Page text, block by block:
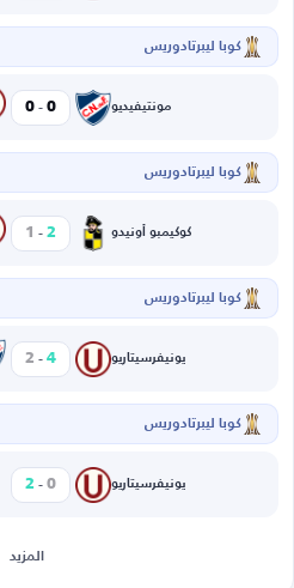
كوبا ليبرتادوريس
مونتيفيديو 0
-
0
كوبا ليبرتادوريس
كوكيمبو أونيدو 2
-
1
كوبا ليبرتادوريس
يونيفرسيتاريو 4
-
2
كوبا ليبرتادوريس
يونيفرسيتاريو 0
-
2
المزيد